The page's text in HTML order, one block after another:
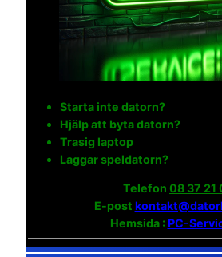
Starta inte datorn?
Hjälp att byta datorn?
Trasig laptop
Laggar speldatorn?
Telefon 08 37 21
E-post
Hemsida :PC-